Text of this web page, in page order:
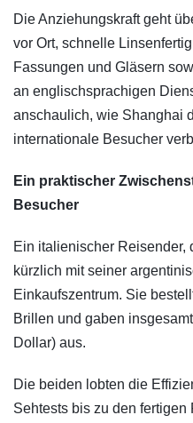
Die Anziehungskraft geht
vor Ort, schnelle
Fassungen und Gläsern
an englischsprachigen
anschaulich, wie Shanghai
internationale Besucher
Ein praktischer
Besucher
Ein italienischer Reisender,
kürzlich mit seiner
Einkaufszentrum. Sie
Brillen und gaben
Dollar) aus.
Die beiden lobten die
Sehtests bis zu den